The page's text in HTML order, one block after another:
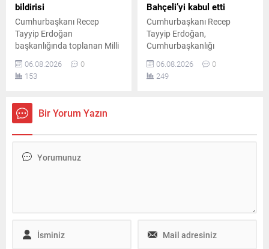
bildirisi
Cumhurbaşkanı Recep
Tayyip Erdoğan
başkanlığında toplanan Milli
Güvenlik Kurulu'nun
ardından yayımlanan
bildiride, "Terörsüz Türkiye"
hedeflerine yönelik
çalışmaların kararlılıkla
06.08.2026
0
153
Bahçeli’yi kabul etti
Cumhurbaşkanı Recep
Tayyip Erdoğan,
Cumhurbaşkanlığı
Külliyesi'nde MHP Genel
Başkanı Devlet Bahçeli ile bir
araya geldi. Yaklaşık 45
06.08.2026
0
249
Bir Yorum Yazın